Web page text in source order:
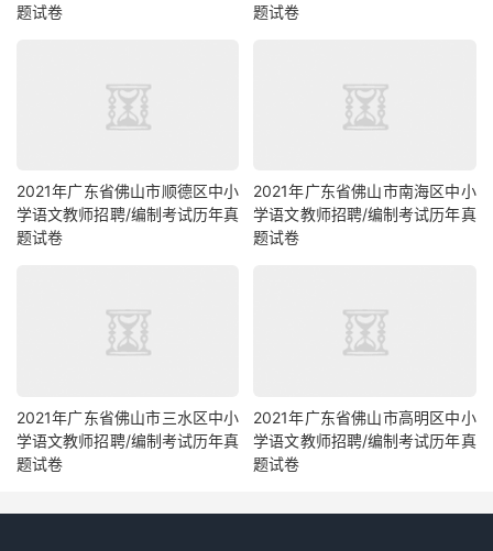
题试卷
题试卷
2021年广东省佛山市顺德区中小
学语文教师招聘/编制考试历年真
题试卷
2021年广东省佛山市南海区中小
学语文教师招聘/编制考试历年真
题试卷
2021年广东省佛山市三水区中小
学语文教师招聘/编制考试历年真
题试卷
2021年广东省佛山市高明区中小
学语文教师招聘/编制考试历年真
题试卷